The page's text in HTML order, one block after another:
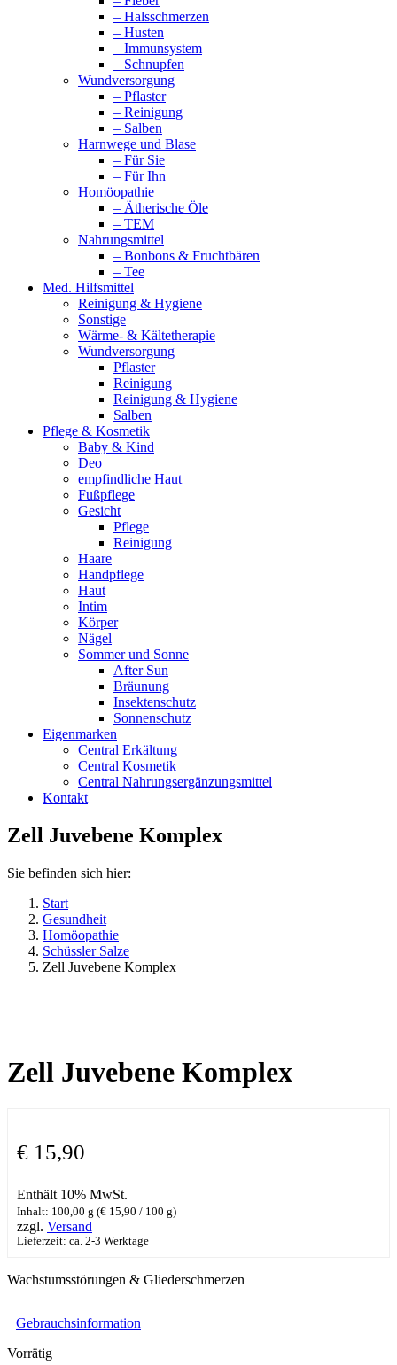
– Halsschmerzen
– Husten
– Immunsystem
– Schnupfen
Wundversorgung
– Pflaster
– Reinigung
– Salben
Harnwege und Blase
– Für Sie
– Für Ihn
Homöopathie
– Ätherische Öle
– TEM
Nahrungsmittel
– Bonbons & Fruchtbären
– Tee
Med. Hilfsmittel
Reinigung & Hygiene
Sonstige
Wärme- & Kältetherapie
Wundversorgung
Pflaster
Reinigung
Reinigung & Hygiene
Salben
Pflege & Kosmetik
Baby & Kind
Deo
empfindliche Haut
Fußpflege
Gesicht
Pflege
Reinigung
Haare
Handpflege
Haut
Intim
Körper
Nägel
Sommer und Sonne
After Sun
Bräunung
Insektenschutz
Sonnenschutz
Eigenmarken
Central Erkältung
Central Kosmetik
Central Nahrungsergänzungsmittel
Kontakt
Zell Juvebene Komplex
Sie befinden sich hier:
Start
Gesundheit
Homöopathie
Schüssler Salze
Zell Juvebene Komplex
Zell Juvebene Komplex
€ 15,90
Enthält 10% MwSt.
Inhalt: 100,00 g (€ 15,90 / 100 g)
zzgl. Versand
Lieferzeit: ca. 2-3 Werktage
Wachstumsstörungen & Gliederschmerzen
Gebrauchsinformation
Vorrätig